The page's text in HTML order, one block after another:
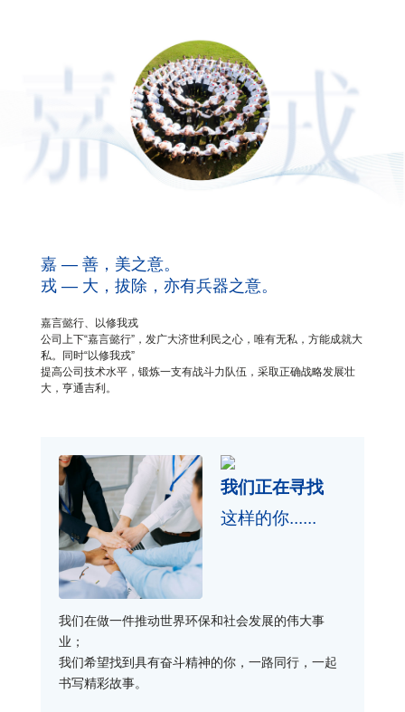
嘉 — 善，美之意。
戎 — 大，拔除，亦有兵器之意。
嘉言懿行、以修我戎
公司上下“嘉言懿行”，发广大济世利民之心，唯有无私，方能成就大
私。同时“以修我戎”
提高公司技术水平，锻炼一支有战斗力队伍，采取正确战略发展壮
大，亨通吉利。
我们正在寻找
这样的你......
我们在做一件推动世界环保和社会发展的伟大事
业；
我们希望找到具有奋斗精神的你，一路同行，一起
书写精彩故事。